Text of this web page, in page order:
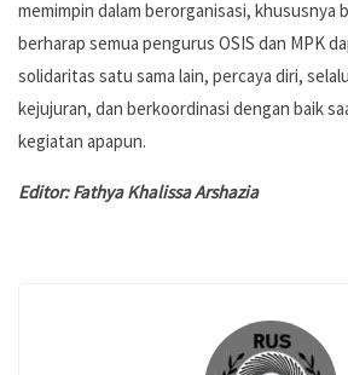
memimpin dalam berorganisasi, khususnya
berharap semua pengurus OSIS dan MPK
solidaritas satu sama lain, percaya diri,
kejujuran, dan berkoordinasi dengan baik
kegiatan apapun.
Editor: Fathya Khalissa Arshazia